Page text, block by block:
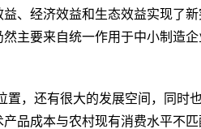
、经济效益和生态效益实现了
主要来自统一作用于中小制造
，还有很大的发展空间，同时
品成本与农村现有消费水平不